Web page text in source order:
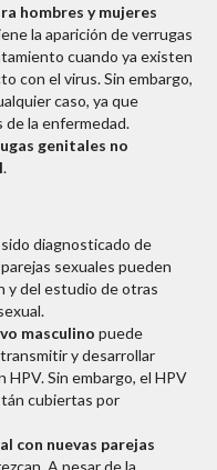
hombres y mujeres
la aparición de verrugas
cuando ya existen
con el virus. Sin embargo,
caso, ya que
la enfermedad.
genitales no
.
diagnosticado de
sexuales pueden
y del estudio de otras
masculino puede
y desarrollar
Sin embargo, el HPV
cubiertas por
con nuevas parejas
A pesar de la